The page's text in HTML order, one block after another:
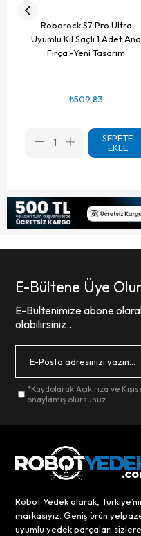
Roborock S7 Pro Ultra
Uyumlu Kıl Saçlı 1 Adet Ana
Fırça -Yeni Tasarım
₺509,83
SEPETE
EKLE
E-Bültene Üye
E-Bültenimize abone
olabilirsiniz..
*KaydolarakAçık rıza ve
onaylamış olursunuz.
Robot Yedek olarak,
markasıyız. Geniş ürün
uyumlu yedek parçaları